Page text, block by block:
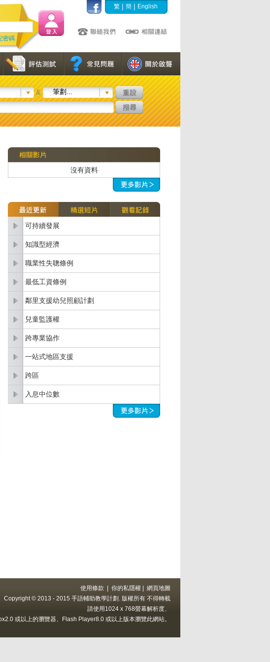
密碼
繁 | 簡 | English
&
筆劃...
沒有資料
可持續發展
知識型經濟
職業性失聰條例
最低工資條例
鄰里支援幼兒照顧計劃
兒童監護權
跨專業協作
一站式地區支援
跨區
入息中位數
使用條款 你的私隱權
網頁地圖
Copyright © 2013 - 2015 手語輔助教學計劃. 版權所有 不得轉載
請使用1024 x 768螢幕解析度、
或以上的瀏覽器、Flash Player8.0 或以上版本瀏覽此網站。